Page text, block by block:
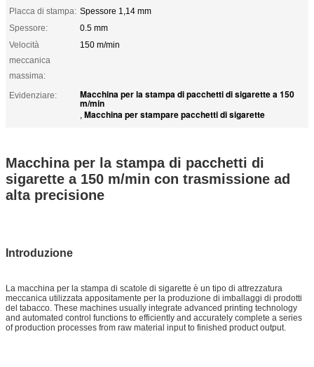
Placca di stampa: Spessore 1,14 mm
Spessore:
0.5 mm
Velocità
meccanica
massima:
150 m/min
Evidenziare: Macchina per la stampa di pacchetti di sigarette a 150
m/min
, Macchina per stampare pacchetti di sigarette
Macchina per la stampa di pacchetti di
sigarette a 150 m/min con trasmissione ad
alta precisione
Introduzione
La macchina per la stampa di scatole di sigarette è un tipo di attrezzatura
meccanica utilizzata appositamente per la produzione di imballaggi di prodotti
del tabacco. These machines usually integrate advanced printing technology
and automated control functions to efficiently and accurately complete a series
of production processes from raw material input to finished product output.